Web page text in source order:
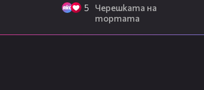
5
Черешката на
тортата